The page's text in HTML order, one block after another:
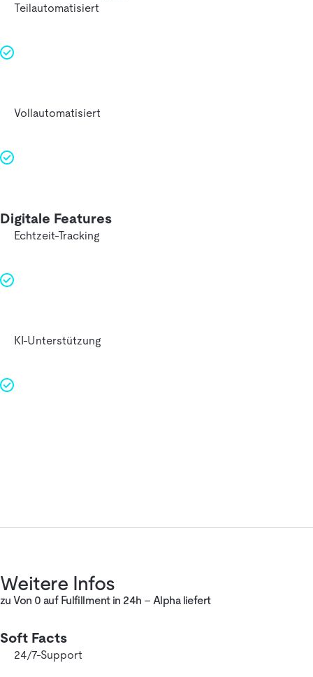
Teilautomatisiert
Vollautomatisiert
Digitale Features
Echtzeit-Tracking
KI-Unterstützung
Weitere Infos
zu Von 0 auf Fulfillment in 24h – Alpha liefert
Soft Facts
24/7-Support